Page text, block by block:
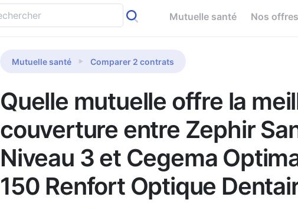
Mutuelle santé Nos offres
Mutuelle santé Comparer 2 contrats
Quelle mutuelle offre la
couverture entre Zephir
Niveau 3 et Cegema
150 Renfort Optique